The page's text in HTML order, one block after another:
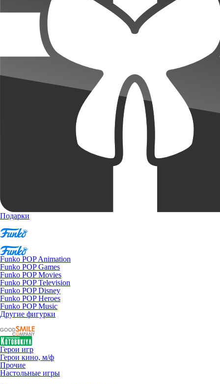
Подарки
Funko POP Animation
Funko POP Games
Funko POP Movies
Funko POP Television
Funko POP Disney
Funko POP Heroes
Funko POP Music
Другие фигурки
Герои игр
Герои кино, м/ф
Прочие
Настольные игры